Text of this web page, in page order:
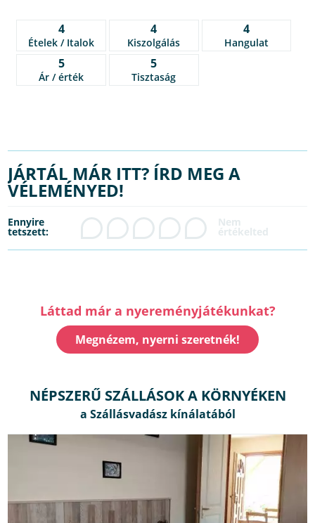
4
Ételek / Italok
4
Kiszolgálás
4
Hangulat
5
Ár / érték
5
Tisztaság
JÁRTÁL MÁR ITT? ÍRD MEG A
VÉLEMÉNYED!
Ennyire
tetszett:
Láttad már a nyereményjátékunkat?
Megnézem, nyerni szeretnék!
NÉPSZERŰ SZÁLLÁSOK A KÖRNYÉKEN